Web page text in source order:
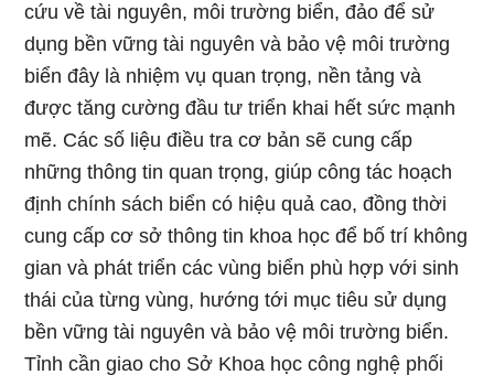
cứu về tài nguyên, môi trường biển, đảo để sử
dụng bền vững tài nguyên và bảo vệ môi trường
biển đây là nhiệm vụ quan trọng, nền tảng và
được tăng cường đầu tư triển khai hết sức mạnh
mẽ. Các số liệu điều tra cơ bản sẽ cung cấp
những thông tin quan trọng, giúp công tác hoạch
định chính sách biển có hiệu quả cao, đồng thời
cung cấp cơ sở thông tin khoa học để bố trí không
gian và phát triển các vùng biển phù hợp với sinh
thái của từng vùng, hướng tới mục tiêu sử dụng
bền vững tài nguyên và bảo vệ môi trường biển.
Tỉnh cần giao cho Sở Khoa học công nghệ phối